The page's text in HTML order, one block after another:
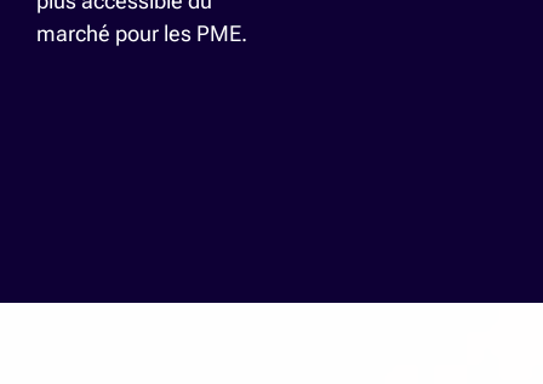
marché pour les PME.